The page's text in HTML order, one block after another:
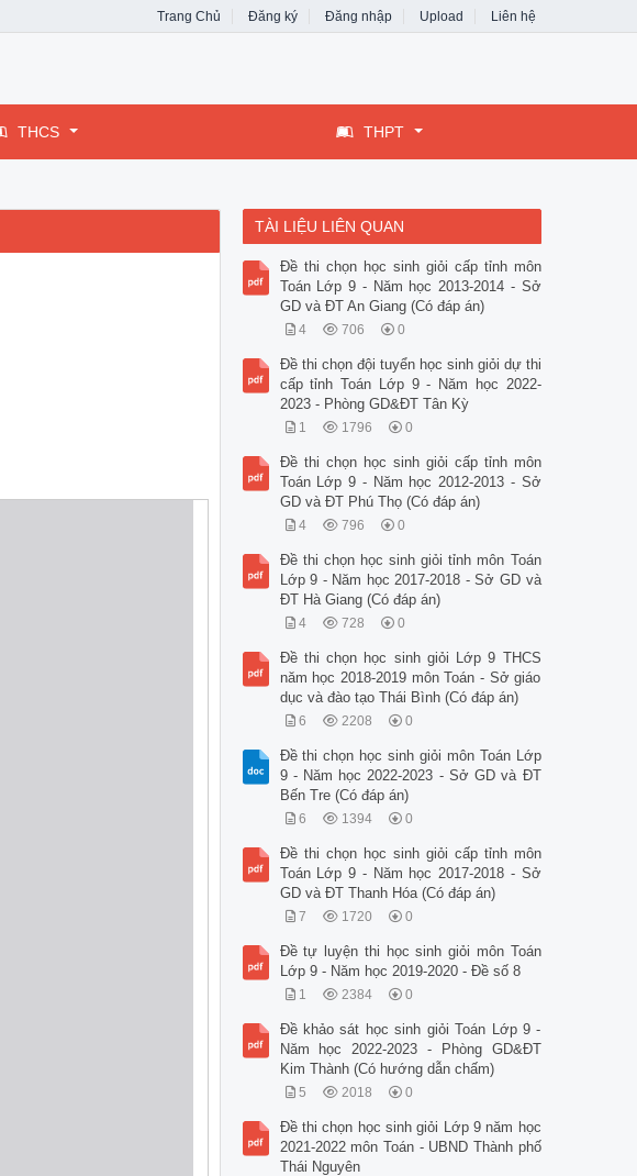
Trang Chủ Đăng ký Đăng nhập Upload Liên hệ
THCS THPT
TÀI LIỆU LIÊN QUAN
Đề thi chọn học sinh giỏi cấp tỉnh môn
Toán Lớp 9 - Năm học 2013-2014 - Sở
GD và ĐT An Giang (Có đáp án)
4 706 0
Đề thi chọn đội tuyển học sinh giỏi dự thi
cấp tỉnh Toán Lớp 9 - Năm học 2022-
2023 - Phòng GD&ĐT Tân Kỳ
1 1796 0
Đề thi chọn học sinh giỏi cấp tỉnh môn
Toán Lớp 9 - Năm học 2012-2013 - Sở
GD và ĐT Phú Thọ (Có đáp án)
4 796 0
Đề thi chọn học sinh giỏi tỉnh môn Toán
Lớp 9 - Năm học 2017-2018 - Sở GD và
ĐT Hà Giang (Có đáp án)
4 728 0
Đề thi chọn học sinh giỏi Lớp 9 THCS
năm học 2018-2019 môn Toán - Sở giáo
dục và đào tạo Thái Bình (Có đáp án)
6 2208 0
Đề thi chọn học sinh giỏi môn Toán Lớp
9 - Năm học 2022-2023 - Sở GD và ĐT
Bến Tre (Có đáp án)
6 1394 0
Đề thi chọn học sinh giỏi cấp tỉnh môn
Toán Lớp 9 - Năm học 2017-2018 - Sở
GD và ĐT Thanh Hóa (Có đáp án)
7 1720 0
Đề tự luyện thi học sinh giỏi môn Toán
Lớp 9 - Năm học 2019-2020 - Đề số 8
1 2384 0
Đề khảo sát học sinh giỏi Toán Lớp 9 -
Năm học 2022-2023 - Phòng GD&ĐT
Kim Thành (Có hướng dẫn chấm)
5 2018 0
Đề thi chọn học sinh giỏi Lớp 9 năm học
2021-2022 môn Toán - UBND Thành phố
Thái Nguyên